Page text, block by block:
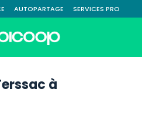
AUTOPARTAGE SERVICES PRO
à